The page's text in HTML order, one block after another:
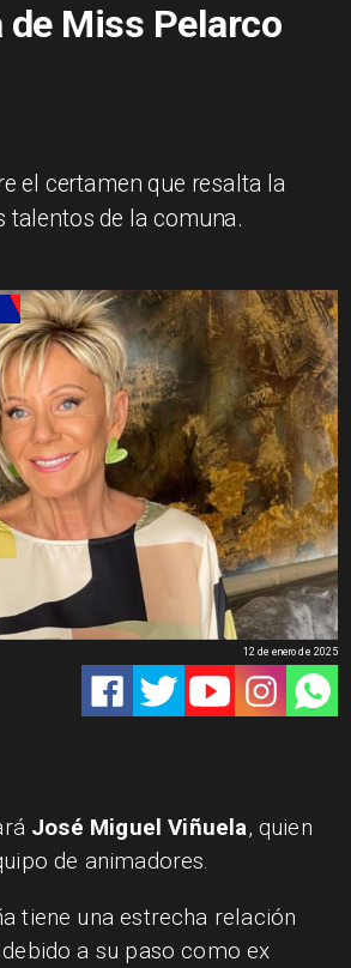
de Miss Pelarco
el certamen que resalta la
talentos de la comuna.
12 de enero de 2025
José Miguel Viñuela, quien
de animadores.
tiene una estrecha relación
a su paso como ex